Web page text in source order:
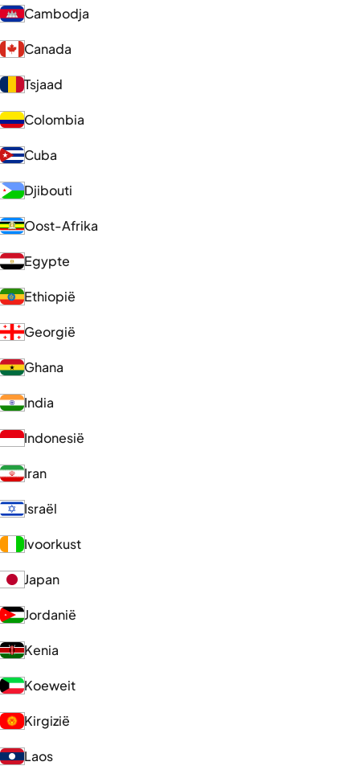
Cambodja
Canada
Tsjaad
Colombia
Cuba
Djibouti
Oost-Afrika
Egypte
Ethiopië
Georgië
Ghana
India
Indonesië
Iran
Israël
Ivoorkust
Japan
Jordanië
Kenia
Koeweit
Kirgizië
Laos